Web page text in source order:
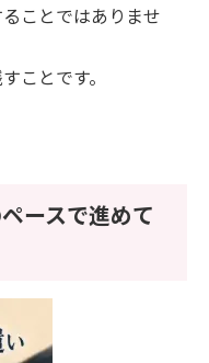
ことではありませ
ことです。
ースで進めて